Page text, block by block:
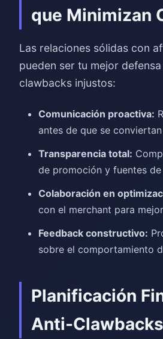
que Minimizan
Las relaciones sólidas con
pueden ser tu mejor
clawbacks injustos:
Comunicación proactiva:
antes de que se
Transparencia total:
de promoción y fuentes
Colaboración en
con el merchant para
Feedback constructivo:
sobre el comportamiento
Planificación
Anti-Clawbacks